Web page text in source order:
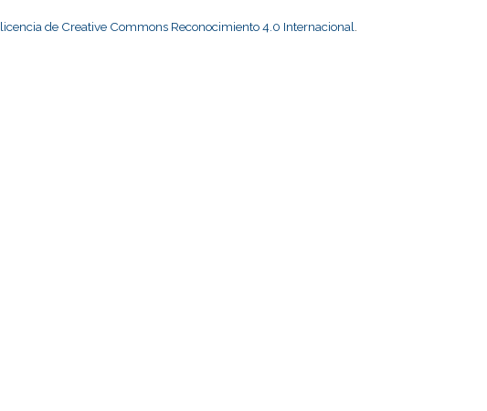
licencia de Creative Commons Reconocimiento 4.0 Internacional